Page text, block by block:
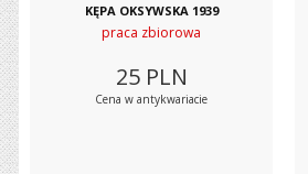
KĘPA OKSYWSKA 1939
praca zbiorowa
25 PLN
Cena w antykwariacie